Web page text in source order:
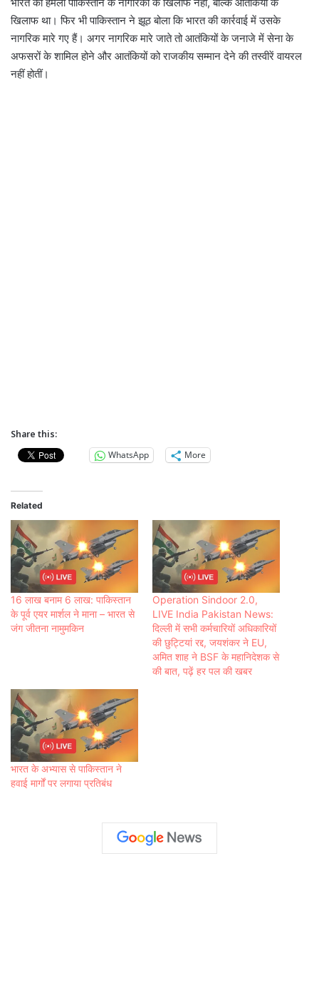
खिलाफ था। फिर भी पाकिस्तान ने झूठ बोला कि भारत की कार्रवाई में उसके
नागरिक मारे गए हैं। अगर नागरिक मारे जाते तो आतंकियों के जनाजे में सेना के
अफसरों के शामिल होने और आतंकियों को राजकीय सम्मान देने की तस्वीरें वायरल
नहीं होतीं।
Share this:
WhatsApp
More
Related
16 लाख बनाम 6 लाख: पाकिस्तान
के पूर्व एयर मार्शल ने माना – भारत से
जंग जीतना नामुमकिन
Operation Sindoor 2.0,
LIVE India Pakistan News:
दिल्ली में सभी कर्मचारियों अधिकारियों
की छुट्टियां रद्द, जयशंकर ने EU,
अमित शाह ने BSF के महानिदेशक से
की बात, पढ़ें हर पल की खबर
भारत के अभ्यास से पाकिस्तान ने
हवाई मार्गों पर लगाया प्रतिबंध